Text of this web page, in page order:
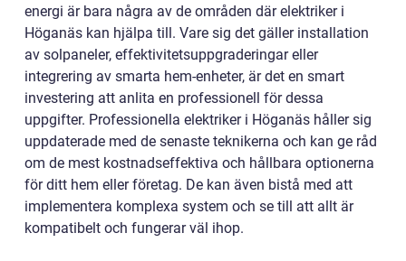
energi är bara några av de områden där elektriker i
Höganäs kan hjälpa till. Vare sig det gäller installation
av solpaneler, effektivitetsuppgraderingar eller
integrering av smarta hem-enheter, är det en smart
investering att anlita en professionell för dessa
uppgifter. Professionella elektriker i Höganäs håller sig
uppdaterade med de senaste teknikerna och kan ge råd
om de mest kostnadseffektiva och hållbara optionerna
för ditt hem eller företag. De kan även bistå med att
implementera komplexa system och se till att allt är
kompatibelt och fungerar väl ihop.